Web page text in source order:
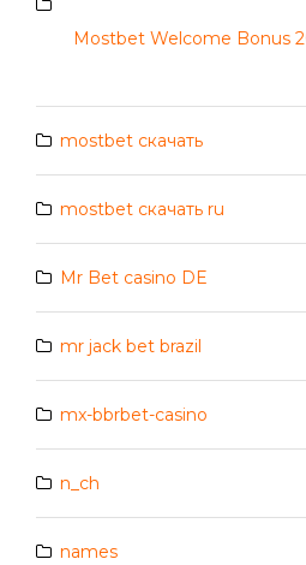
Mostbet Welcome Bonus
mostbet скачать
mostbet скачать ru
Mr Bet casino DE
mr jack bet brazil
mx-bbrbet-casino
n_ch
names